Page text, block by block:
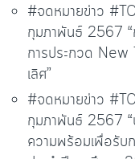
#จดหมายข่าว
กุมภาพันธ์ 2567
การประกวด
เลิศ”
#จดหมายข่าว
กุมภาพันธ์ 2567 “
ความพร้อมเพื่อรับ